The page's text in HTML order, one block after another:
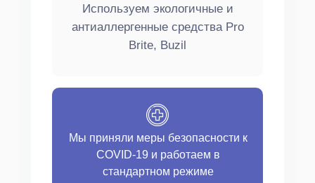
Мы приняли меры безопасности к
COVID-19 и работаем в
стандартном режиме
Используем экологичные и
антиаллергенные средства Pro
Brite, Buzil